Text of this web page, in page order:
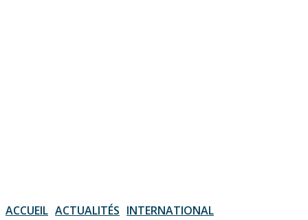
ACCUEIL ACTUALITÉS INTERNATIONAL